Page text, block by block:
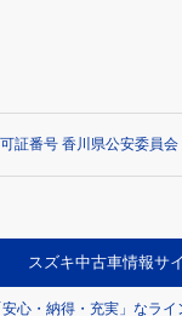
証番号 香川県公安委員
スズキ中古車情報サ
安心・納得・充実」なラ